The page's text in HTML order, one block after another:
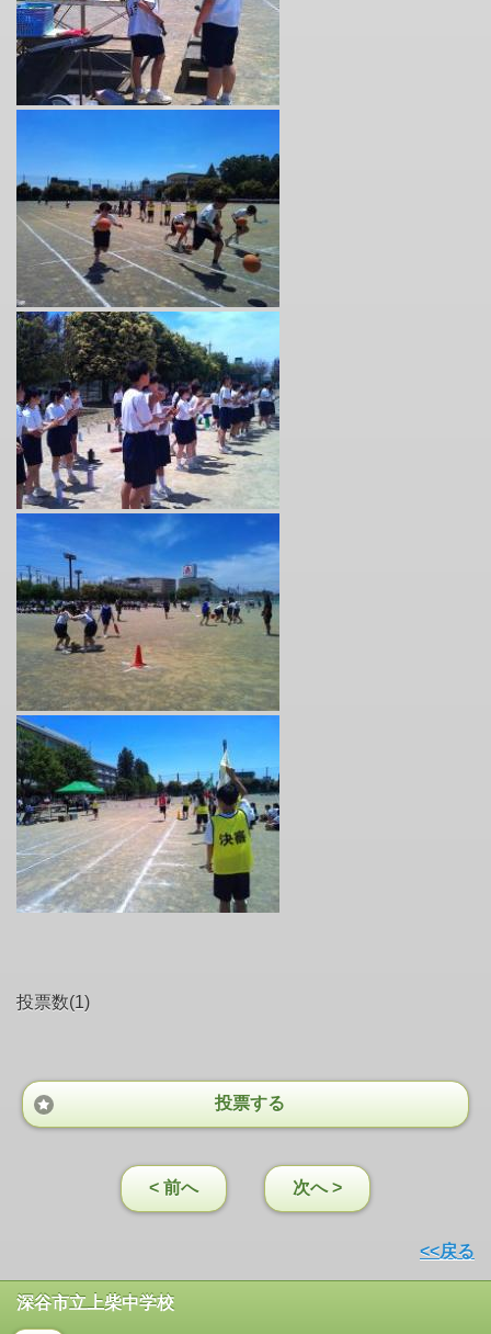
投票数(1)
投票する
< 前へ 次へ >
<<戻る
深谷市立上柴中学校